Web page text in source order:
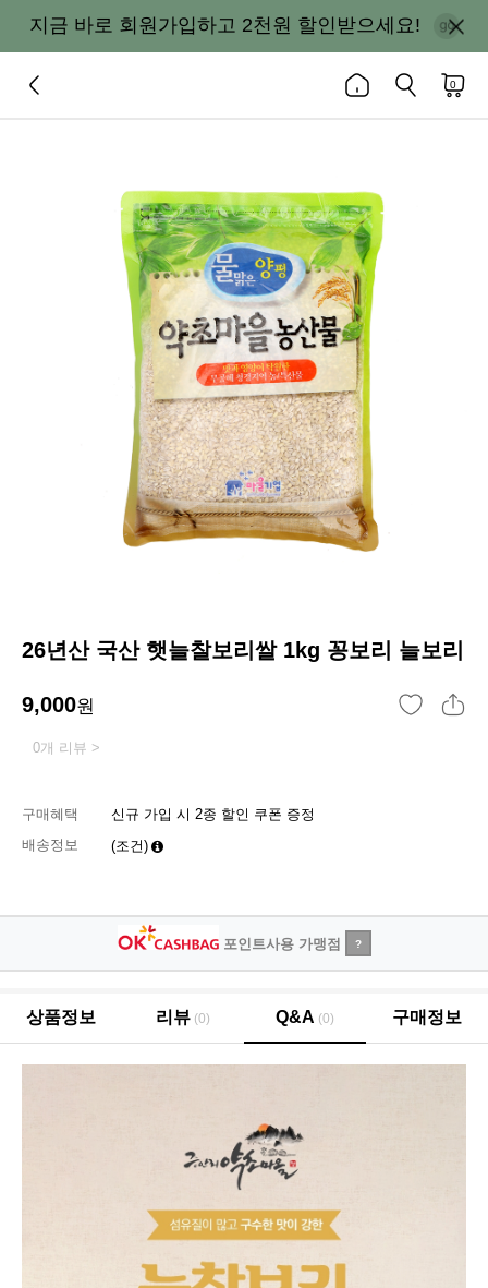
지금 바로 회원가입하고 2천원 할인받으세요!
0
26년산 국산 햇늘찰보리쌀 1kg 꽁보리 늘보리
9,000원
0개 리뷰 >
구매혜택
신규 가입 시 2종 할인 쿠폰 증정
배송정보
(조건)
포인트사용 가맹점 ?
상품정보 리뷰 (0) Q&A (0) 구매정보